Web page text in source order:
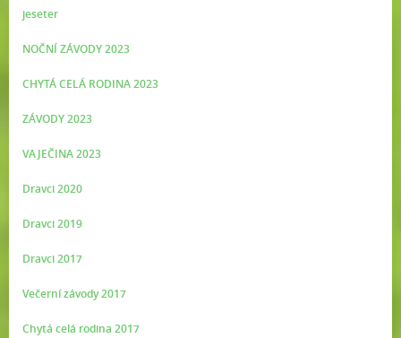
jeseter
NOČNÍ ZÁVODY 2023
CHYTÁ CELÁ RODINA 2023
ZÁVODY 2023
VAJEČINA 2023
Dravci 2020
Dravci 2019
Dravci 2017
Večerní závody 2017
Chytá celá rodina 2017